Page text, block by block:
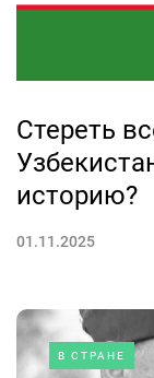
Стереть
историю?
01.11.2025
В СТРАНЕ